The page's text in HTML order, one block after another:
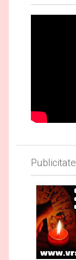
Publicitate